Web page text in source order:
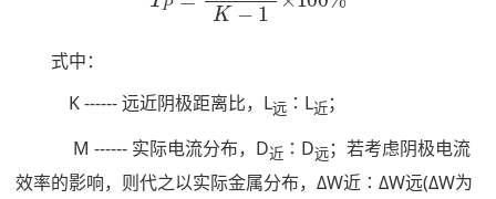
式中：
K ------ 远近阴极距离比，L远 ∶L近；
M ------ 实际电流分布，D近 ∶D远；若考虑阴极电流
效率的影响，则代之以实际金属分布，ΔW近∶ΔW远(ΔW为